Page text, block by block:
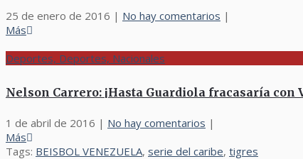
25 de enero de 2016 | No hay comentarios |
Más
Deportes, Deportes, Nacionales
Nelson Carrero: ¡Hasta Guardiola fracasaría con
1 de abril de 2016 | No hay comentarios |
Más
Tags: BEISBOL VENEZUELA, serie del caribe, tigres